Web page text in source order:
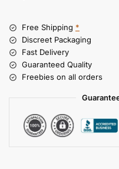
Free Shipping *
Discreet Packaging
Fast Delivery
Guaranteed Quality
Freebies on all orders